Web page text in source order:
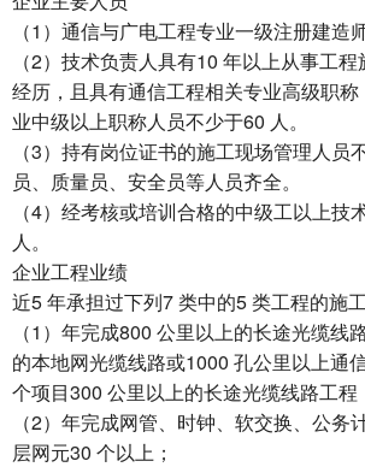
（1）通信与广电工程专业一级注册建造
（2）技术负责人具有10 年以上从事工
经历，且具有通信工程相关专业高级职
业中级以上职称人员不少于60 人。
（3）持有岗位证书的施工现场管理人员
员、质量员、安全员等人员齐全。
（4）经考核或培训合格的中级工以上技
人。
企业工程业绩
近5 年承担过下列7 类中的5 类工程的施
（1）年完成800 公里以上的长途光缆线
的本地网光缆线路或1000 孔公里以上通
个项目300 公里以上的长途光缆线路工程
（2）年完成网管、时钟、软交换、公务
层网元30 个以上；